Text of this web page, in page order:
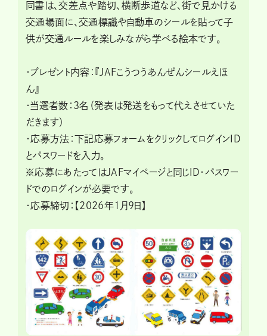
同書は、交差点や踏切、横断歩道など、街で見かける
交通場面に、交通標識や自動車のシールを貼って子
供が交通ルールを楽しみながら学べる絵本です。
・プレゼント内容：『JAFこうつうあんぜんシールえほ
ん』
・当選者数：3名（発表は発送をもって代えさせていた
だきます）
・応募方法：下記応募フォームをクリックしてログインID
とパスワードを入力。
※応募にあたってはJAFマイページと同じID・パスワー
ドでのログインが必要です。
・応募締切：【2026年1月9日】